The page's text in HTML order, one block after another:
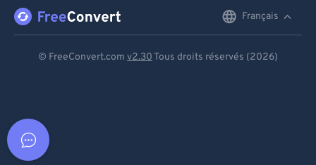
Français
© FreeConvert.com v2.30 Tous droits réservés (2026)